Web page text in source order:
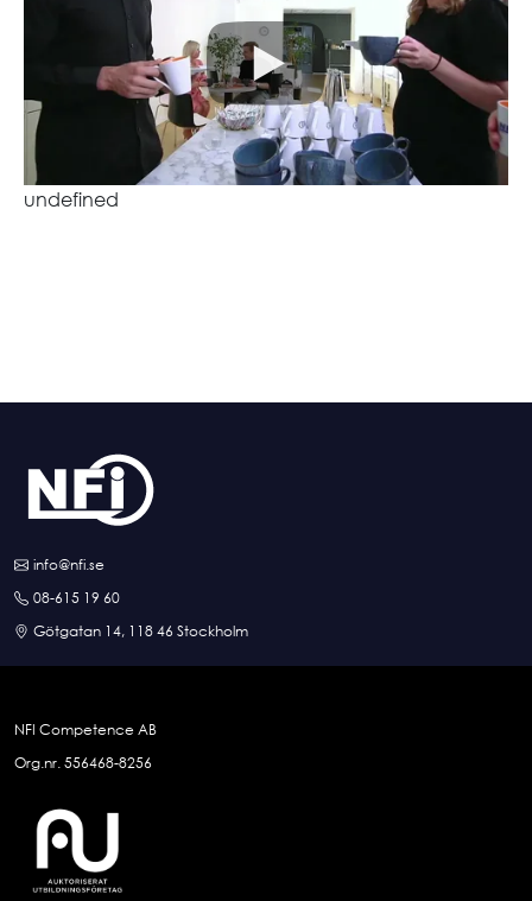
undefined
info@nfi.se
08-615 19 60
Götgatan 14, 118 46 Stockholm
NFI Competence AB
Org.nr. 556468-8256